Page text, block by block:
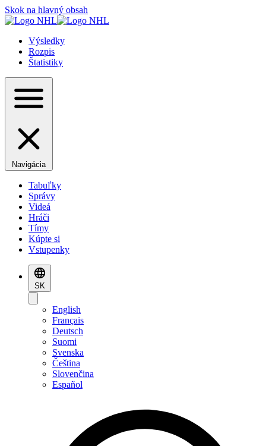
Skok na hlavný obsah
Výsledky
Rozpis
Štatistiky
Navigácia
Tabuľky
Správy
Videá
Hráči
Tímy
Kúpte si
Vstupenky
SK
English
Français
Deutsch
Suomi
Svenska
Čeština
Slovenčina
Español